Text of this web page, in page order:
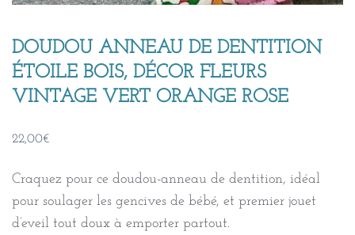
DOUDOU ANNEAU DE DENTITION
ÉTOILE BOIS, DÉCOR FLEURS
VINTAGE VERT ORANGE ROSE
22,00€
Craquez pour ce doudou-anneau de dentition, idéal
pour soulager les gencives de bébé, et premier jouet
d’eveil tout doux à emporter partout.